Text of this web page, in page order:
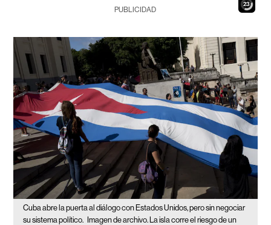
22
PUBLICIDAD
Cuba abre la puerta al diálogo con Estados Unidos, pero sin negociar
su sistema político. Imagen de archivo. La isla corre el riesgo de un